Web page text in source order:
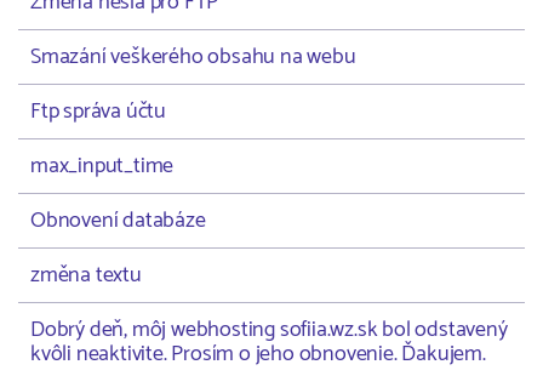
Smazání veškerého obsahu na webu
Ftp správa účtu
max_input_time
Obnovení databáze
změna textu
Dobrý deň, môj webhosting sofiia.wz.sk bol odstavený
kvôli neaktivite. Prosím o jeho obnovenie. Ďakujem.